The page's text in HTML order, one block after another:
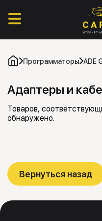
Программаторы ADE
Адаптеры и
Товаров,
обнаружено.